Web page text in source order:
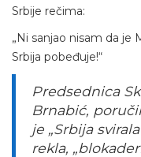
Srbije rečima:
„Ni sanjao nisam da je
Srbija pobeđuje!“
Predsednica
Brnabić,
je „Srbija
rekla,